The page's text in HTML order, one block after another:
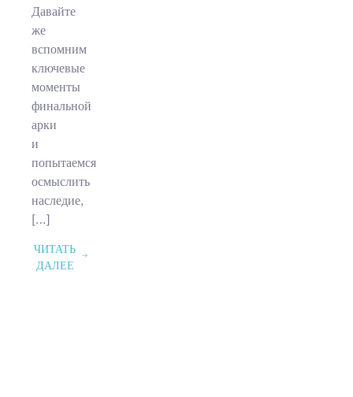
Давайте
же
вспомним
ключевые
моменты
финальной
арки
и
попытаемся
осмыслить
наследие,
[…]
ЧИТАТЬ
ДАЛЕЕ